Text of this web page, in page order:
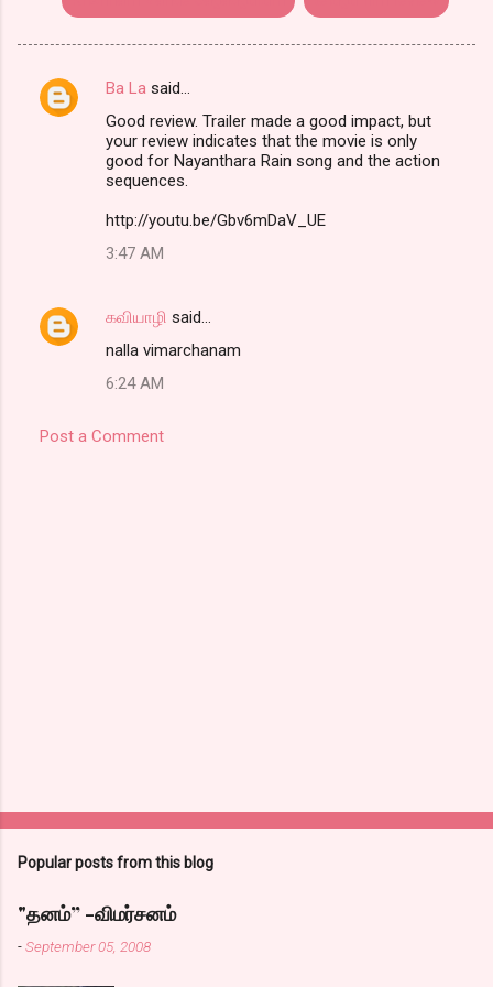
C
s
Ba La said…
Good review. Trailer made a good impact, but
your review indicates that the movie is only
good for Nayanthara Rain song and the action
sequences.
http://youtu.be/Gbv6mDaV_UE
3:47 AM
கவியாழி said…
nalla vimarchanam
6:24 AM
Post a Comment
Popular posts from this blog
"தனம்” -விமர்சனம்
-September 05, 2008